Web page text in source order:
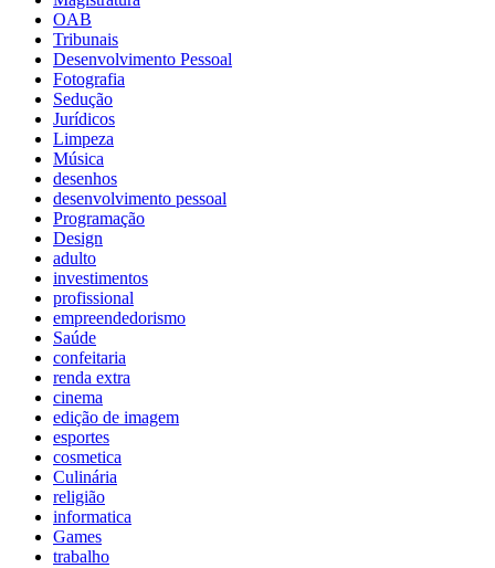
OAB
Tribunais
Desenvolvimento Pessoal
Fotografia
Sedução
Jurídicos
Limpeza
Música
desenhos
desenvolvimento pessoal
Programação
Design
adulto
investimentos
profissional
empreendedorismo
Saúde
confeitaria
renda extra
cinema
edição de imagem
esportes
cosmetica
Culinária
religião
informatica
Games
trabalho